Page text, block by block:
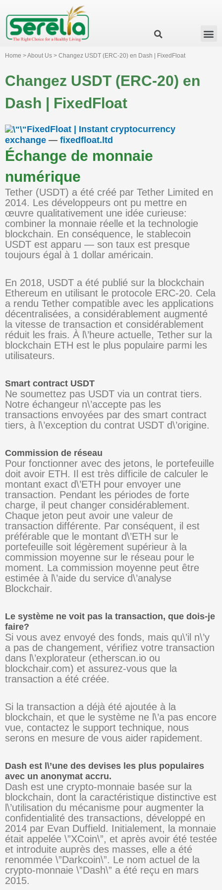
Home > About Us > Changez USDT (ERC-20) en Dash | FixedFloat
Changez USDT (ERC-20) en
Dash | FixedFloat
FixedFloat | Instant cryptocurrency
exchange — fixedfloat.ltd
Échange de monnaie
numérique
Tether (USDT) a été créé par Tether Limited en
2014. Les développeurs ont pu mettre en
œuvre qualitativement une idée curieuse:
combiner la monnaie réelle et la technologie
blockchain. En conséquence, le stablecoin
USDT est apparu — son taux est presque
toujours égal à 1 dollar américain.
En 2018, USDT a été publié sur la blockchain
Ethereum en utilisant le protocole ERC-20. Cela
a rendu Tether compatible avec les applications
décentralisées, a considérablement augmenté
la vitesse de transaction et considérablement
réduit les frais. À l\’heure actuelle, Tether sur la
blockchain ETH est le plus populaire parmi les
utilisateurs.
Smart contract USDT
Ne soumettez pas USDT via un contrat tiers.
Notre échangeur n\’accepte pas les
transactions envoyées par des smart contract
tiers, à l\’exception du contrat USDT d\’origine.
Commission de réseau
Pour fonctionner avec des jetons, le portefeuille
doit avoir ETH. Il est très difficile de calculer le
montant exact d\’ETH pour envoyer une
transaction. Pendant les périodes de forte
charge, il peut changer considérablement.
Chaque jeton peut avoir une valeur de
transaction différente. Par conséquent, il est
préférable que le montant d\’ETH sur le
portefeuille soit légèrement supérieur à la
commission moyenne sur le réseau pour le
moment. La commission moyenne peut être
estimée à l\’aide du service d\’analyse
Blockchair.
Le système ne voit pas la transaction, que dois-je
faire?
Si vous avez envoyé des fonds, mais qu\’il n\’y
a pas de changement, vérifiez votre transaction
dans l\’explorateur (etherscan.io ou
blockchair.com) et assurez-vous que la
transaction a été créée.
Si la transaction a déjà été ajoutée à la
blockchain, et que le système ne l\’a pas encore
vue, contactez le support technique, nous
serons en mesure de vous aider rapidement.
Dash est l\’une des devises les plus populaires
avec un anonymat accru.
Dash est une crypto-monnaie basée sur la
blockchain, dont la caractéristique distinctive est
l\’utilisation du mécanisme pour augmenter la
confidentialité des transactions, développé en
2014 par Evan Duffield. Initialement, la monnaie
était appelée \”XCoin\”, et après avoir été testée
et introduite auprès des masses, elle a été
renommée \”Darkcoin\”. Le nom actuel de la
crypto-monnaie \”Dash\” a été reçu en mars
2015.